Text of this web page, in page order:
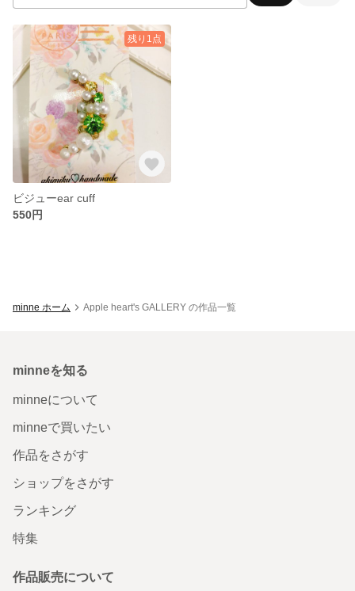
残り1点
ビジューear cuff
550円
minne ホーム Apple heart's GALLERY の作品一覧
minneを知る
minneについて
minneで買いたい
作品をさがす
ショップをさがす
ランキング
特集
作品販売について